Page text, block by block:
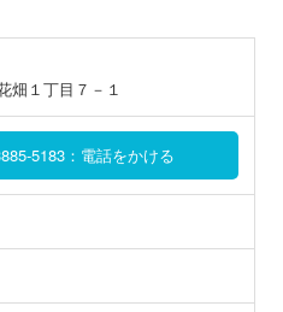
畑１丁目７－１
5183：電話をかける